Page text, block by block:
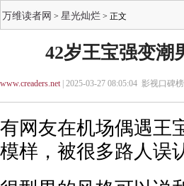
万维读者网 > 星光灿烂 > 正文
42岁王宝强变潮
www.creaders.net| 2025-03-27 08:05:04 影视口碑榜 |
有网友在机场偶遇王
模样，被很多路人误